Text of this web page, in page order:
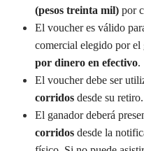
(pesos treinta mil) por
El voucher es válido
comercial elegido por el
por dinero en efectivo.
El voucher debe ser
corridos desde su retiro.
El ganador deberá
corridos desde la